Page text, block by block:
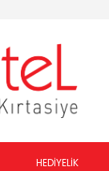
HEDİYELİK